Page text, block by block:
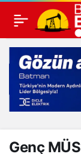
Genç